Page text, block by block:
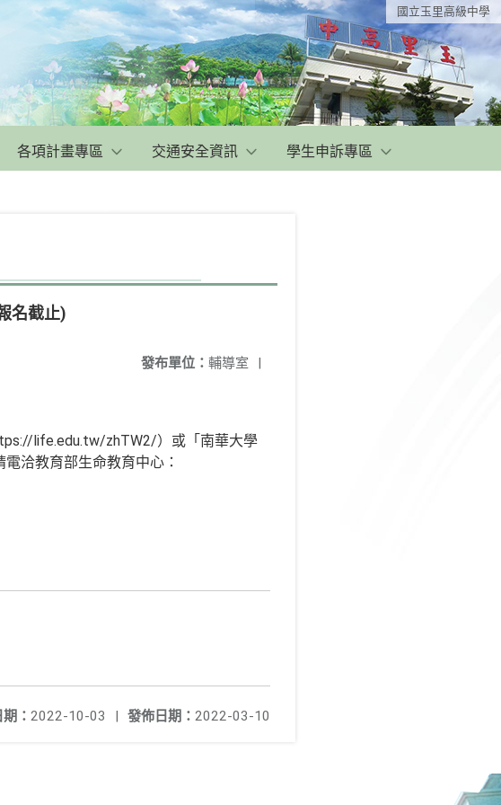
國立玉里高級中學
各項計畫專區 交通安全資訊 學生申訴專區
名截止)
發布單位： 輔導室 |
life.edu.tw/zhTW2/）或「南華大學
洽教育部生命教育中心：
發佈日期： 2022-03-10
： 2022-10-03 |